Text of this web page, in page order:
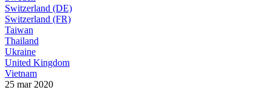
Switzerland (DE)
Switzerland (FR)
Taiwan
Thailand
Ukraine
United Kingdom
Vietnam
25 mar 2020